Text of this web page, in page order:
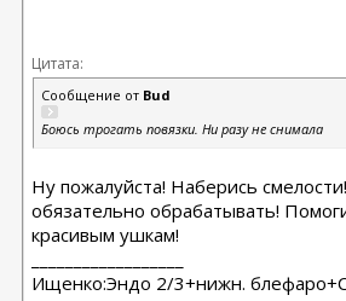
Цитата:
Сообщение от Bud
Боюсь трогать повязки. Ни разу не снимала
Ну пожалуйста! Наберись
обязательно обрабатывать!
красивым ушкам!
Ищенко:Эндо 2/3+нижн.